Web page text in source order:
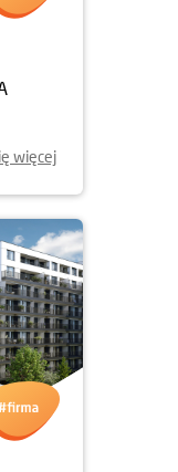
więcej